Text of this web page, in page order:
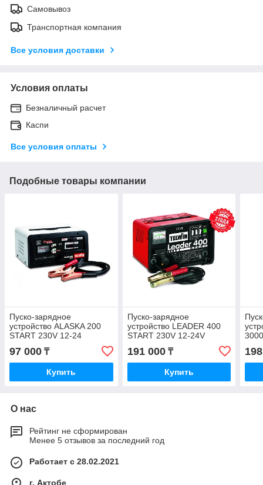
Самовывоз
Транспортная компания
Все условия доставки
Условия оплаты
Безналичный расчет
Каспи
Все условия оплаты
Подобные товары компании
Пуско-зарядное
устройство ALASKA 200
START 230V 12-24
97 000 ₸
Купить
Пуско-зарядное
устройство LEADER 400
START 230V 12-24V
191 000₸
Купить
О нас
Рейтинг не сформирован
Менее 5 отзывов за последний год
Работает с 28.02.2021
г. Актобе